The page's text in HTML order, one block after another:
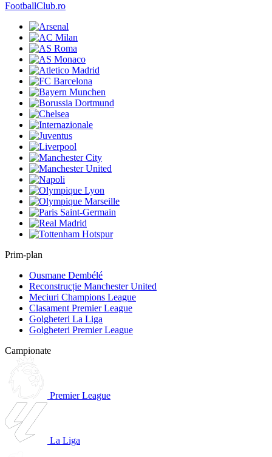
FootballClub.ro
Prim-plan
Ousmane Dembélé
Reconstrucție Manchester United
Meciuri Champions League
Clasament Premier League
Golgheteri La Liga
Golgheteri Premier League
Campionate
Premier League
La Liga